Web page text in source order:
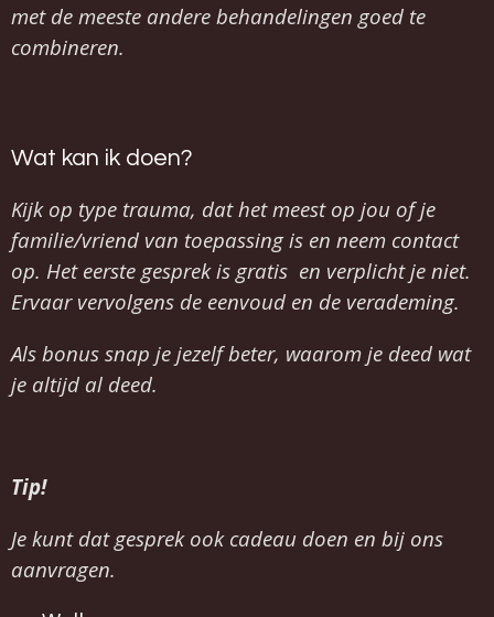
met de meeste andere behandelingen goed te
combineren.
Wat kan ik doen?
Kijk op type trauma, dat het meest op jou of je
familie/vriend van toepassing is en neem contact
op. Het eerste gesprek is gratis en verplicht je niet.
Ervaar vervolgens de eenvoud en de verademing.
Als bonus snap je jezelf beter, waarom je deed wat
je altijd al deed.
Tip!
Je kunt dat gesprek ook cadeau doen en bij ons
aanvragen.